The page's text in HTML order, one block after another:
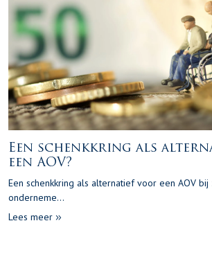
Een schenkkring als
een AOV?
Een schenkkring als alternatief voor een AOV bij
onderneme...
Lees meer